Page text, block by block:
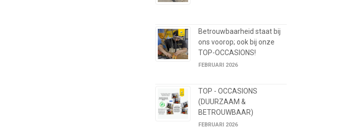
Betrouwbaarheid staat bij
ons voorop; ook bij onze
TOP-OCCASIONS!
FEBRUARI 2026
TOP - OCCASIONS
(DUURZAAM &
BETROUWBAAR)
FEBRUARI 2026